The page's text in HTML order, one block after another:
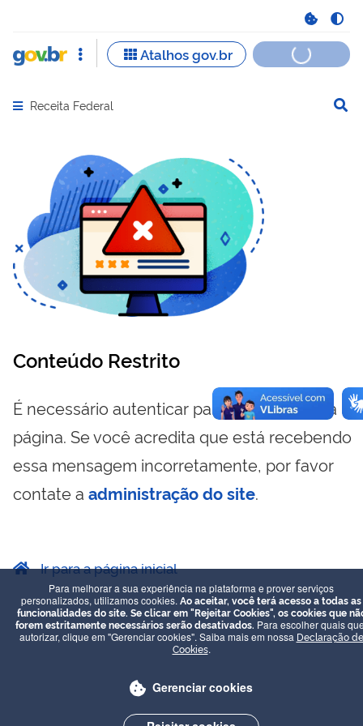
Abrir menu principal de navegação
Receita Federal
Conteúdo Restrito
É necessário autenticar para visualizar essa
página. Se você acredita que está recebendo
essa mensagem incorretamente, por favor
contate a administração do site.
Ir para a página inicial
Para melhorar a sua experiência na plataforma e prover serviços
personalizados, utilizamos cookies. Ao aceitar, você terá acesso a todas as
funcionalidades do site. Se clicar em "Rejeitar Cookies", os cookies que
forem estritamente necessários serão desativados. Para escolher quais
autorizar, clique em "Gerenciar cookies". Saiba mais em nossa Declaração de
Cookies.
Gerenciar cookies